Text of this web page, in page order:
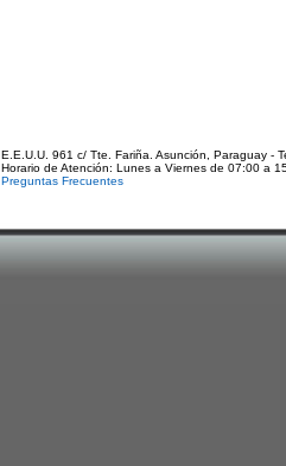
E.E.U.U. 961 c/ Tte. Fariña. Asunción, Paraguay -
Horario de Atención: Lunes a Viernes de 07:00 a
Preguntas Frecuentes